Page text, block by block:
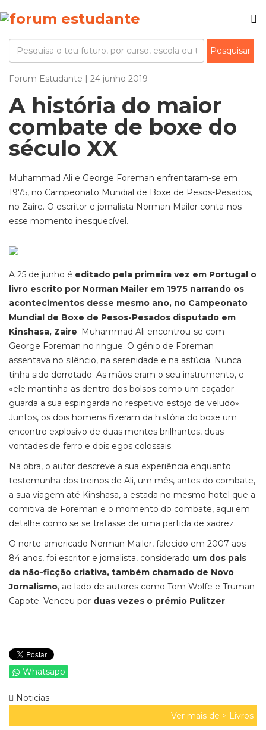
Forum Estudante | 24 junho 2019
A história do maior
combate de boxe do
século XX
Muhammad Ali e George Foreman enfrentaram-se em
1975, no Campeonato Mundial de Boxe de Pesos-Pesados,
no Zaire. O escritor e jornalista Norman Mailer conta-nos
esse momento inesquecível.
A 25 de junho é editado pela primeira vez em Portugal o
livro escrito por Norman Mailer em 1975 narrando os
acontecimentos desse mesmo ano, no Campeonato
Mundial de Boxe de Pesos-Pesados disputado em
Kinshasa, Zaire. Muhammad Ali encontrou-se com
George Foreman no ringue. O génio de Foreman
assentava no silêncio, na serenidade e na astúcia. Nunca
tinha sido derrotado. As mãos eram o seu instrumento, e
«ele mantinha-as dentro dos bolsos como um caçador
guarda a sua espingarda no respetivo estojo de veludo».
Juntos, os dois homens fizeram da história do boxe um
encontro explosivo de duas mentes brilhantes, duas
vontades de ferro e dois egos colossais.
Na obra, o autor descreve a sua experiência enquanto
testemunha dos treinos de Ali, um mês, antes do combate,
a sua viagem até Kinshasa, a estada no mesmo hotel que a
comitiva de Foreman e o momento do combate, aqui em
detalhe como se se tratasse de uma partida de xadrez.
O norte-americado Norman Mailer, falecido em 2007 aos
84 anos, foi escritor e jornalista, considerado um dos pais
da não-ficção criativa, também chamado de Novo
Jornalismo, ao lado de autores como Tom Wolfe e Truman
Capote. Venceu por duas vezes o prémio Pulitzer.
Whatsapp
Noticias
Ver mais de > Livros